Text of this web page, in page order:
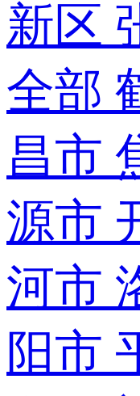
新区
全部
昌市
源市
河市
阳市